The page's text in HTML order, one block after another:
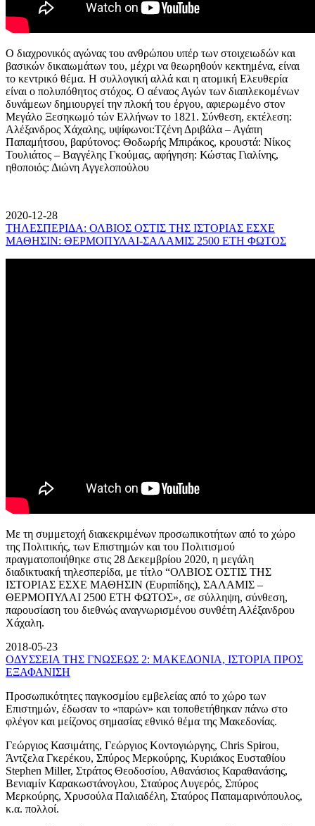
Ο διαχρονικός αγώνας του ανθρώπου υπέρ των στοιχειωδών και
βασικών δικαιωμάτων του, μέχρι να θεωρηθούν κεκτημένα, είναι
το κεντρικό θέμα. Η συλλογική αλλά και η ατομική Ελευθερία
είναι ο πολυπόθητος στόχος. Ο αέναος Αγών των διαπλεκομένων
δυνάμεων δημιουργεί την πλοκή του έργου, αφιερωμένο στον
Μεγάλο Ξεσηκωμό τών Ελλήνων το 1821. Σύνθεση, εκτέλεση:
Αλέξανδρος Χάχαλης, υψίφωνοι:Τζένη Δριβάλα – Αγάπη
Παπαμήτσου, βαρύτονος: Θοδωρής Μπιράκος, κρουστά: Νίκος
Τουλιάτος – Βαγγέλης Γκούμας, αφήγηση: Κώστας Γιαλίνης,
ηθοποιός: Διώνη Αγγελοπούλου
2020-12-28
ΤΗΛΕΣΠΕΡΙΔΑ: ΟΛΒΙΟΣ ΟΣΤΙΣ ΤΗΣ ΙΣΤΟΡΙΑΣ ΕΣΧΕ
ΜΑΘΗΣΙΝ: ΘΕΡΜΟΠΥΛΑΙ-ΣΑΛΑΜΙΣ 2500 ΕΤΗ ΦΩΤΟΣ
Με τη συμμετοχή διακεκριμένων προσωπικοτήτων από το χώρο
της Πολιτικής, των Επιστημών και του Πολιτισμού
πραγματοποιήθηκε στις 28 Δεκεμβρίου 2020, η μεγάλη
διαδικτυακή τηλεσπερίδα, με τίτλο “ΟΛΒΙΟΣ ΟΣΤΙΣ ΤΗΣ
ΙΣΤΟΡΙΑΣ ΕΣΧΕ ΜΑΘΗΣΙΝ (Ευριπίδης), ΣΑΛΑΜΙΣ –
ΘΕΡΜΟΠΥΛΑΙ 2500 ΕΤΗ ΦΩΤΟΣ», σε σύλληψη, σύνθεση,
παρουσίαση του διεθνώς αναγνωρισμένου συνθέτη Αλέξανδρου
Χάχαλη.
2018-05-23
ΟΔΥΣΣΕΙΑ ΤΗΣ ΓΝΩΣΕΩΣ 2: ΜΑΚΕΔΟΝΙΑ, ΙΣΤΟΡΙΑ ΠΡΟΣ
ΕΞΑΦΑΝΙΣΗ
Προσωπικότητες παγκοσμίου εμβελείας από το χώρο των
Επιστημών, έδωσαν το «παρών» και τοποθετήθηκαν πάνω στο
φλέγον και μείζονος σημασίας εθνικό θέμα της Μακεδονίας.
Γεώργιος Κασιμάτης, Γεώργιος Κοντογιώργης, Chris Spirou,
Άντζελα Γκερέκου, Σπύρος Μερκούρης, Κυριάκος Ευσταθίου
Stephen Miller, Στράτος Θεοδοσίου, Αθανάσιος Καραθανάσης,
Βενιαμίν Καρακωστάνογλου, Σταύρος Λυγερός, Σπύρος
Μερκούρης, Χρυσούλα Παλιαδέλη, Σταύρος Παπαμαρινόπουλος,
κ.α. πολλοί.